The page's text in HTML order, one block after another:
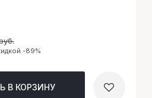
-89%
В КОРЗИНУ